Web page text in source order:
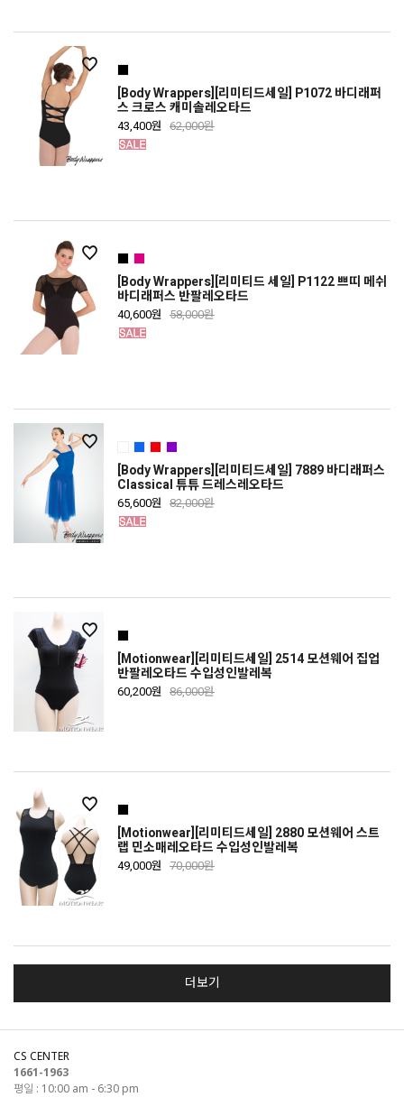
[Body Wrappers][리미티드세일] P1072 바디래퍼
스 크로스 캐미솔레오타드
43,400원 62,000원
[Body Wrappers][리미티드 세일] P1122 쁘띠 메쉬
바디래퍼스 반팔레오타드
40,600원 58,000원
[Body Wrappers][리미티드세일] 7889 바디래퍼스
Classical 튜튜 드레스레오타드
65,600원 82,000원
[Motionwear][리미티드세일] 2514 모션웨어 집업
반팔레오타드 수입성인발레복
60,200원 86,000원
[Motionwear][리미티드세일] 2880 모션웨어 스트
랩 민소매레오타드 수입성인발레복
49,000원 70,000원
더보기
CS CENTER
1661-1963
평일 : 10:00 am - 6:30 pm